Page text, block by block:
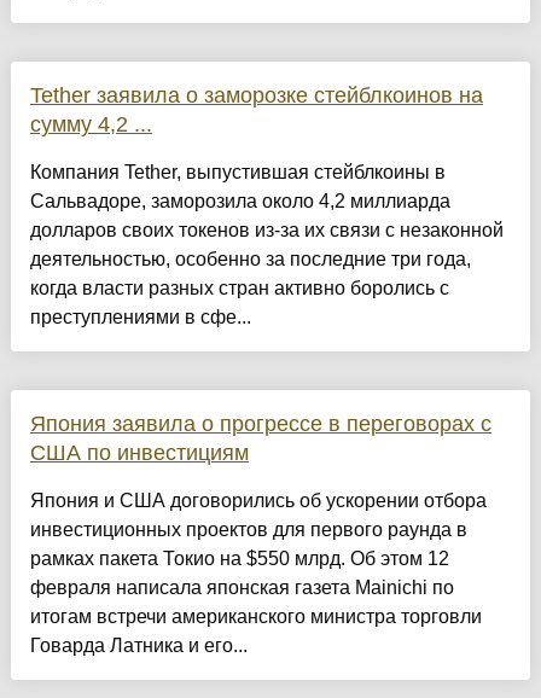
Tether заявила о заморозке стейблкоинов на
сумму 4,2 ...
Компания Tether, выпустившая стейблкоины в
Сальвадоре, заморозила около 4,2 миллиарда
долларов своих токенов из-за их связи с незаконной
деятельностью, особенно за последние три года,
когда власти разных стран активно боролись с
преступлениями в сфе...
Япония заявила о прогрессе в переговорах с
США по инвестициям
Япония и США договорились об ускорении отбора
инвестиционных проектов для первого раунда в
рамках пакета Токио на $550 млрд. Об этом 12
февраля написала японская газета Mainichi по
итогам встречи американского министра торговли
Говарда Латника и его...